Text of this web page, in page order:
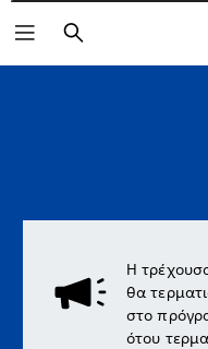
Αναζήτηση
Η
θα
στο
ότου